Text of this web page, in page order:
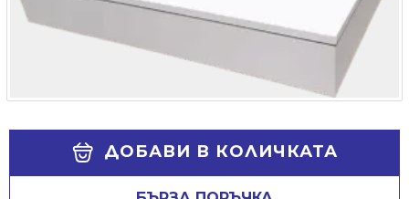
ДОБАВИ В КОЛИЧКАТА